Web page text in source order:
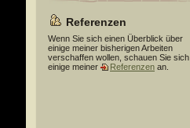
Referenzen
Wenn Sie sich einen Überblick über
einige meiner bisherigen Arbeiten
verschaffen wollen, schauen Sie sich
einige meiner
Referenzen an.